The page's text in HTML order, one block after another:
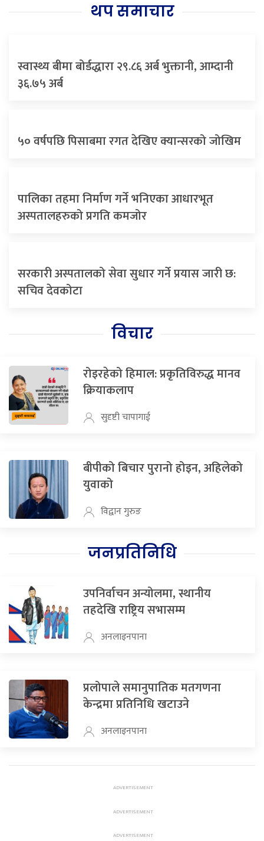
थप समाचार
स्वास्थ्य बीमा बोर्डद्धारा २९.८६ अर्ब भुक्तानी, आम्दानी
३६.७५ अर्ब
५० वर्षपछि पिसाबमा रगत देखिए क्यान्सरको जोखिम
पालिका तहमा निर्माण गर्ने भनिएका आधारभूत
अस्पतालहरुको प्रगति कमजोर
सरकारी अस्पतालको सेवा सुधार गर्ने प्रयास जारी छ:
सचिव देवकोटा
विचार
रोइरहेको हिमाल: प्रकृतिविरुद्ध मानव
क्रियाकलाप
सुदृष्टी चापागाई
बीपीको बिचार पुरानो होइन, अहिलेको
युवाको
विद्वान गुरुङ
जनप्रतिनिधि
उपनिर्वाचन अन्योलमा, स्थानीय
तहदेखि राष्ट्रिय सभासम्म
अनलाइनपाना
प्रलोपाले समानुपातिक मतगणना
केन्द्रमा प्रतिनिधि खटाउने
अनलाइनपाना